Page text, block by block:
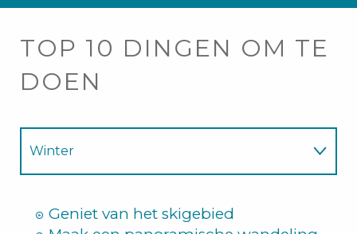
TOP 10 DINGEN OM TE
DOEN
Winter
Geniet van het skigebied